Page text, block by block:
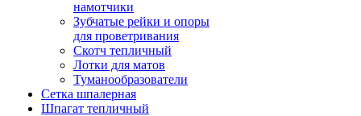
намотчики
Зубчатые рейки и опоры
для проветривания
Скотч тепличный
Лотки для матов
Туманообразователи
Сетка шпалерная
Шпагат тепличный